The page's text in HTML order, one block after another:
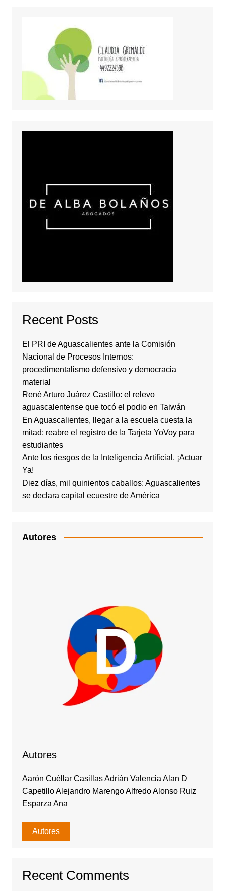
Recent Posts
El PRI de Aguascalientes ante la Comisión
Nacional de Procesos Internos:
procedimentalismo defensivo y democracia
material
René Arturo Juárez Castillo: el relevo
aguascalentense que tocó el podio en Taiwán
En Aguascalientes, llegar a la escuela cuesta la
mitad: reabre el registro de la Tarjeta YoVoy para
estudiantes
Ante los riesgos de la Inteligencia Artificial, ¡Actuar
Ya!
Diez días, mil quinientos caballos: Aguascalientes
se declara capital ecuestre de América
Autores
Autores
Aarón Cuéllar Casillas Adrián Valencia Alan D
Capetillo Alejandro Marengo Alfredo Alonso Ruiz
Esparza Ana
Autores
Recent Comments